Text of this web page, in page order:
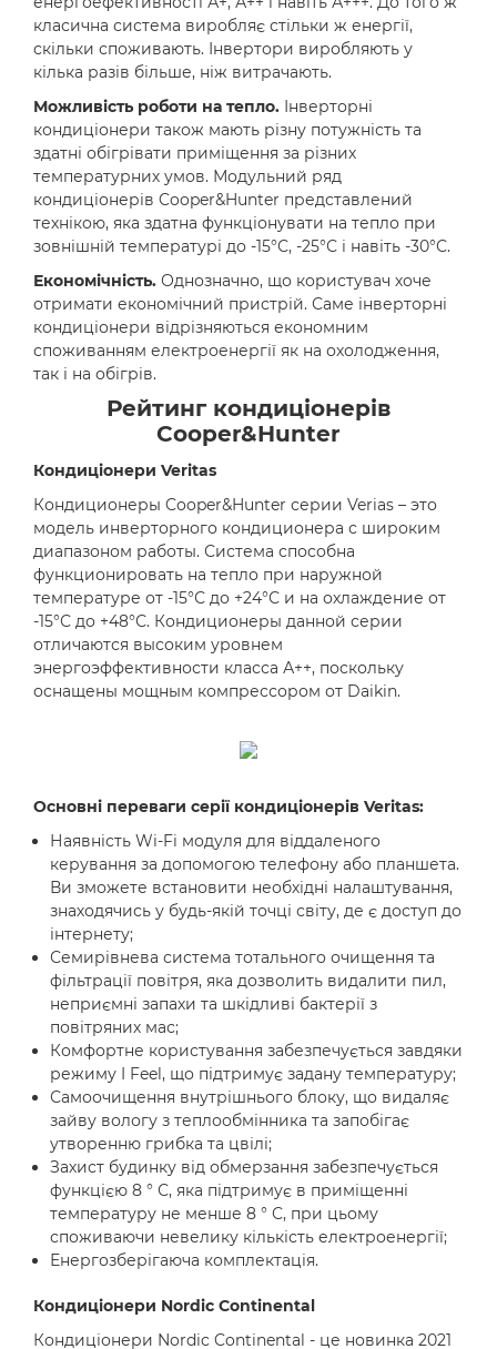
класична система виробляє стільки ж енергії,
скільки споживають. Інвертори виробляють у
кілька разів більше, ніж витрачають.
Можливість роботи на тепло. Інверторні
кондиціонери також мають різну потужність та
здатні обігрівати приміщення за різних
температурних умов. Модульний ряд
кондиціонерів Cooper&Hunter представлений
технікою, яка здатна функціонувати на тепло при
зовнішній температурі до -15°С, -25°С і навіть -30°С.
Економічність. Однозначно, що користувач хоче
отримати економічний пристрій. Саме інверторні
кондиціонери відрізняються економним
споживанням електроенергії як на охолодження,
так і на обігрів.
Рейтинг кондиціонерів
Cooper&Hunter
Кондиціонери Veritas
Кондиционеры Cooper&Hunter серии Verias – это
модель инверторного кондиционера с широким
диапазоном работы. Система способна
функционировать на тепло при наружной
температуре от -15°С до +24°С и на охлаждение от
-15°С до +48°С. Кондиционеры данной серии
отличаются высоким уровнем
энергоэффективности класса А++, поскольку
оснащены мощным компрессором от Daikin.
Основні переваги серії кондиціонерів Veritas:
Наявність Wi-Fi модуля для віддаленого
керування за допомогою телефону або планшета.
Ви зможете встановити необхідні налаштування,
знаходячись у будь-якій точці світу, де є доступ до
інтернету;
Семирівнева система тотального очищення та
фільтрації повітря, яка дозволить видалити пил,
неприємні запахи та шкідливі бактерії з
повітряних мас;
Комфортне користування забезпечується завдяки
режиму I Feel, що підтримує задану температуру;
Самоочищення внутрішнього блоку, що видаляє
зайву вологу з теплообмінника та запобігає
утворенню грибка та цвілі;
Захист будинку від обмерзання забезпечується
функцією 8 ° С, яка підтримує в приміщенні
температуру не менше 8 ° С, при цьому
споживаючи невелику кількість електроенергії;
Енергозберігаюча комплектація.
Кондиціонери Nordic Continental
Кондиціонери Nordic Continental - це новинка 2021